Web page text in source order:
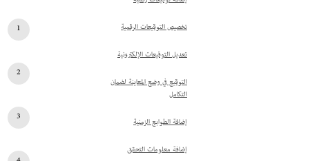
تخصيص التوقيعات الرقمية
تعديل التوقيعات الإلكترونية
التوقيع في وضع المعاينة لضمان
التكامل
إضافة الطوابع الزمنية
إضافة معلومات التحقق